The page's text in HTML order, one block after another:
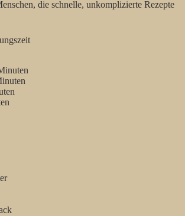
die schnelle, unkomplizierte Rezepte